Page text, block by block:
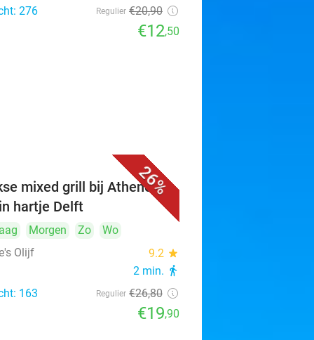
276 Regulier €20,90
€12,50
26%
mixed grill bij Athene's
hartje Delft
Morgen Zo
Wo
Olijf
9.2 star
2 min. directions_walk
163 Regulier €26,80
€19,90